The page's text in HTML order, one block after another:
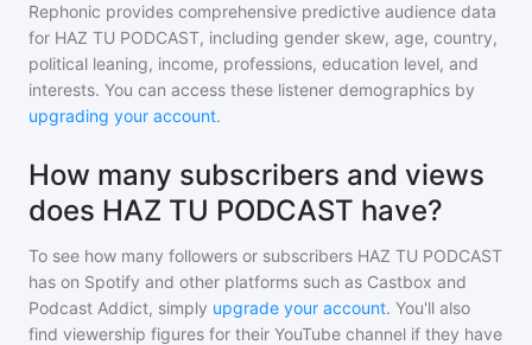
Rephonic provides comprehensive predictive audience data
for HAZ TU PODCAST, including gender skew, age, country,
political leaning, income, professions, education level, and
interests. You can access these listener demographics by
upgrading your account.
How many subscribers and views
does HAZ TU PODCAST have?
To see how many followers or subscribers HAZ TU PODCAST
has on Spotify and other platforms such as Castbox and
Podcast Addict, simply upgrade your account. You'll also
find viewership figures for their YouTube channel if they have